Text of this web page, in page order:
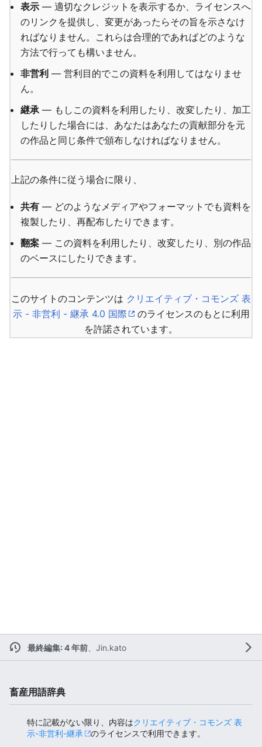
表示 — 適切なクレジットを表示するか、ライセンスへ
のリンクを提供し、変更があったらその旨を示さなけ
ればなりません。これらは合理的であればどのような
方法で行っても構いません。
非営利 — 営利目的でこの資料を利用してはなりませ
ん。
継承— もしこの資料を利用したり、改変したり、加工
したりした場合には、あなたはあなたの貢献部分を元
の作品と同じ条件で頒布しなければなりません。
上記の条件に従う場合に限り、
共有 — どのようなメディアやフォーマットでも資料を
複製したり、再配布したりできます。
翻案 — この資料を利用したり、改変したり、別の作品
のベースにしたりできます。
このサイトのコンテンツは クリエイティブ・コモンズ 表
示 - 非営利 - 継承 4.0 国際
のライセンスのもとに利用
を許諾されています。
最終編集: 4 年前、 Jin.kato
畜産用語辞典
特に記載がない限り、内容はクリエイティブ・コモンズ 表
示-非営利-継承
のライセンスで利用できます。